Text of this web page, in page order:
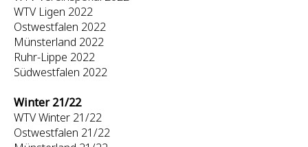
WTV Ligen 2022
Ostwestfalen 2022
Münsterland 2022
Ruhr-Lippe 2022
Südwestfalen 2022
Winter 21/22
WTV Winter 21/22
Ostwestfalen 21/22